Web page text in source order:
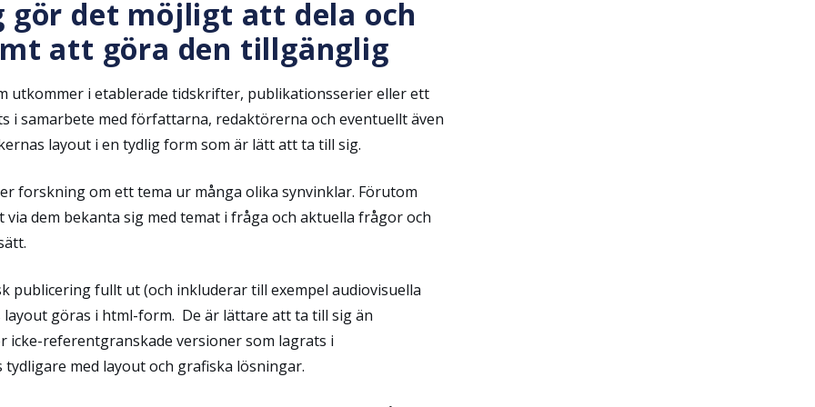
gör det möjligt att dela och
att göra den tillgänglig
utkommer i etablerade tidskrifter, publikations­serier eller ett
i samarbete med författarna, redaktörerna och eventuellt även
layout i en tydlig form som är lätt att ta till sig.
forskning om ett tema ur många olika synvinklar. Förutom
dem bekanta sig med temat i fråga och aktuella frågor och
publicering fullt ut (och inkluderar till exempel audiovisuella
göras i html-form. De är lättare att ta till sig än
icke-referentgranskade versioner som lagrats i
med layout och grafiska lösningar.